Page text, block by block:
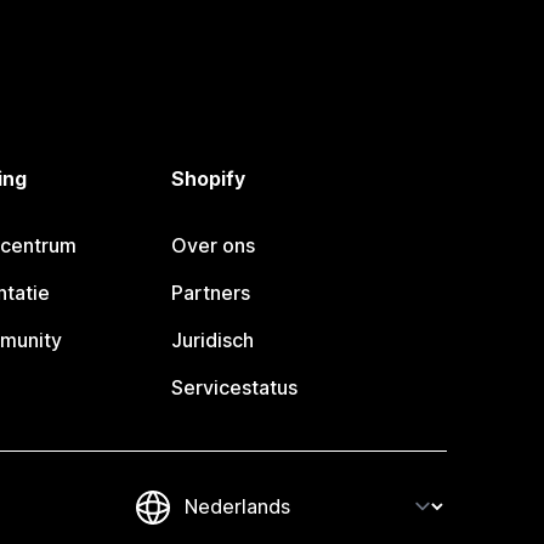
Shopify
Over ons
Partners
Juridisch
Servicestatus